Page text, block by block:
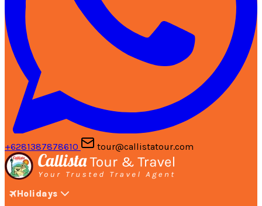
+6281387878610 tour@callistatour.com
Holidays